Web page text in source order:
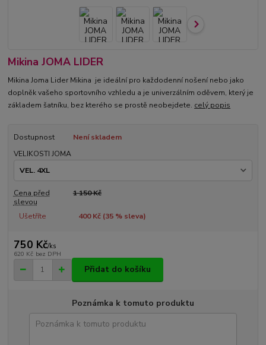
Mikina JOMA LIDER
Mikina Joma Lider Mikina je ideální pro každodenní nošení nebo jako
doplněk vašeho sportovního vzhledu a je univerzálním oděvem, který je
základem šatníku, bez kterého se prostě neobejdete. celý popis
Dostupnost
Není skladem
VELIKOSTI JOMA
Cena před
slevou
1 150 Kč
Ušetříte 400 Kč (35% sleva)
750 Kč/ks
620 Kč bez DPH
Přidat do košíku
Poznámka k tomuto produktu